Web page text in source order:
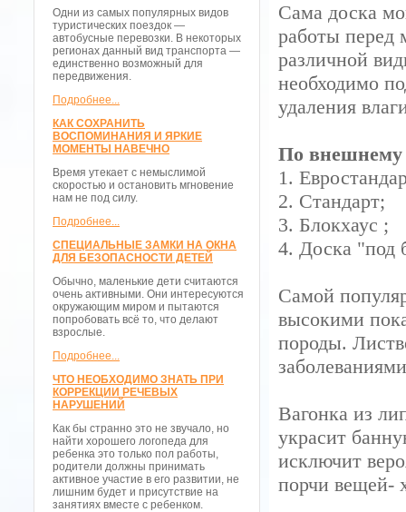
Одни из самых популярных видов
туристических поездок —
автобусные перевозки. В некоторых
регионах данный вид транспорта —
единственно возможный для
передвижения.
Подробнее...
КАК СОХРАНИТЬ
ВОСПОМИНАНИЯ И ЯРКИЕ
МОМЕНТЫ НАВЕЧНО
Время утекает с немыслимой
скоростью и остановить мгновение
нам не под силу.
Подробнее...
СПЕЦИАЛЬНЫЕ ЗАМКИ НА ОКНА
ДЛЯ БЕЗОПАСНОСТИ ДЕТЕЙ
Обычно, маленькие дети считаются
очень активными. Они интересуются
окружающим миром и пытаются
попробовать всё то, что делают
взрослые.
Подробнее...
ЧТО НЕОБХОДИМО ЗНАТЬ ПРИ
КОРРЕКЦИИ РЕЧЕВЫХ
НАРУШЕНИЙ
Как бы странно это не звучало, но
найти хорошего логопеда для
ребенка это только пол работы,
родители должны принимать
активное участие в его развитии, не
лишним будет и присутствие на
занятиях вместе с ребенком.
Сама доска
работы перед
различной
необходимо
удаления
По внешнему
1.
2. Стандарт;
3. Блокхаус ;
4. Доска "под
Самой
высокими
породы.
Вагонка из
украсит
исключит
порчи вещей-